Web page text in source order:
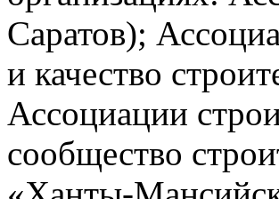
Саратов);
и качество
Ассоциации
сообщество